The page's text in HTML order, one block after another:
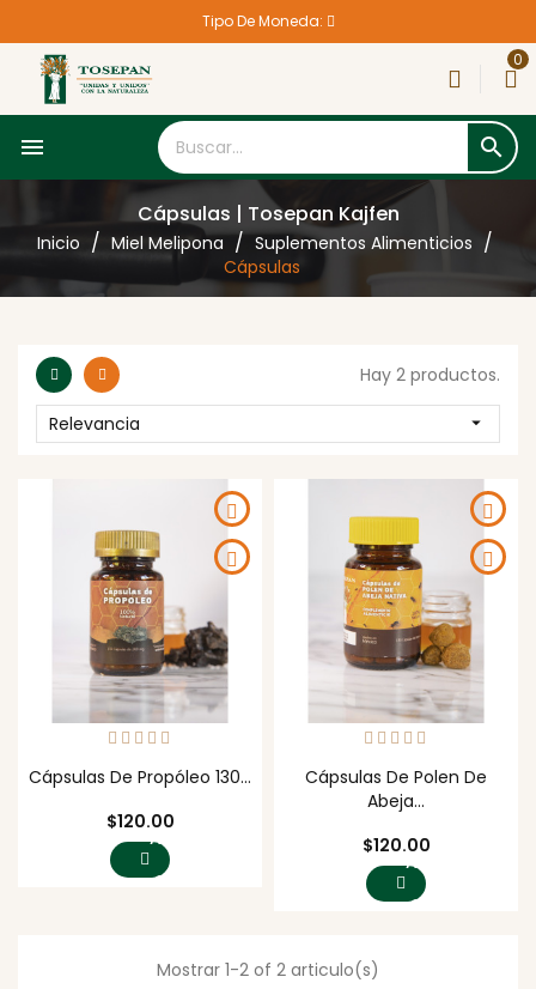
Tipo De Moneda:
0
 
Cápsulas | Tosepan Kajfen
Inicio Miel Melipona
Suplementos Alimenticios
Cápsulas
Hay 2 productos.
Relevancia 
Cápsulas De Propóleo 130...
Precio
$120.00
AGREGAR
CARRITO
Cápsulas De Polen De
Abeja...
Precio
$120.00
AGREGAR
CARRITO
Mostrar 1-2 of 2 articulo(s)